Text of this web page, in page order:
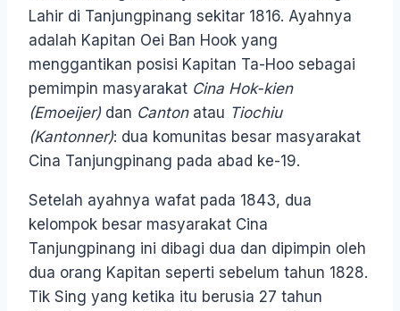
Lahir di Tanjungpinang sekitar 1816. Ayahnya
adalah Kapitan Oei Ban Hook yang
menggantikan posisi Kapitan Ta-Hoo sebagai
pemimpin masyarakat Cina Hok-kien
(Emoeijer) dan Cantonatau Tiochiu
(Kantonner): dua komunitas besar masyarakat
Cina Tanjungpinang pada abad ke-19.
Setelah ayahnya wafat pada 1843, dua
kelompok besar masyarakat Cina
Tanjungpinang ini dibagi dua dan dipimpin oleh
dua orang Kapitan seperti sebelum tahun 1828.
Tik Sing yang ketika itu berusia 27 tahun